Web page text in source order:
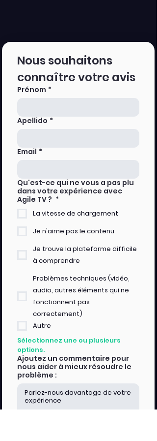
Nous souhaitons
connaître votre avis
Prénom *
Apellido *
Email *
Qu'est-ce qui ne vous a pas plu
dans votre expérience avec
Agile TV ? *
La vitesse de chargement
Je n'aime pas le contenu
Je trouve la plateforme difficile
à comprendre
Problèmes techniques (vidéo,
audio, autres éléments qui ne
fonctionnent pas
correctement)
Autre
Sélectionnez une ou plusieurs
options.
Ajoutez un commentaire pour
nous aider à mieux résoudre le
problème :